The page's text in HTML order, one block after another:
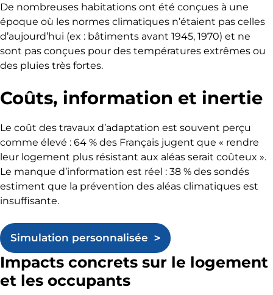
De nombreuses habitations ont été conçues à une
époque où les normes climatiques n’étaient pas celles
d’aujourd’hui (ex : bâtiments avant 1945, 1970) et ne
sont pas conçues pour des températures extrêmes ou
des pluies très fortes.
Coûts, information et inertie
Le coût des travaux d’adaptation est souvent perçu
comme élevé : 64 % des Français jugent que « rendre
leur logement plus résistant aux aléas serait coûteux ».
Le manque d’information est réel : 38 % des sondés
estiment que la prévention des aléas climatiques est
insuffisante.
Simulation personnalisée
Impacts concrets sur le logement
et les occupants